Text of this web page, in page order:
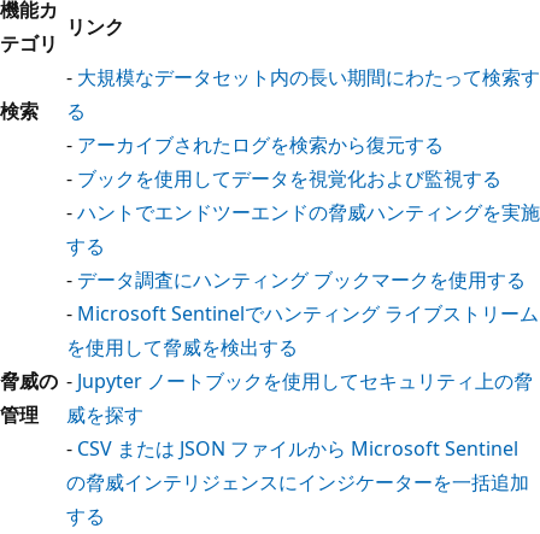
機能カ
テゴリ
リンク
検索
- 大規模なデータセット内の長い期間にわたって検索す
る
- アーカイブされたログを検索から復元する
脅威の
管理
- ブックを使用してデータを視覚化および監視する
-ハントでエンドツーエンドの脅威ハンティングを実施
する
- データ調査にハンティング ブックマークを使用する
- Microsoft Sentinelでハンティング ライブストリーム
を使用して脅威を検出する
- Jupyter ノートブックを使用してセキュリティ上の脅
威を探す
- CSV または JSON ファイルから Microsoft Sentinel
の脅威インテリジェンスにインジケーターを一括追加
する